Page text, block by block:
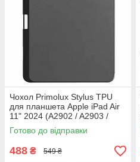
Чохол Primolux Stylus TPU
для планшета Apple iPad Air
11" 2024 (A2902 / A2903 /
A2904) - Grey
Готово до відправки
488 ₴ 549 ₴